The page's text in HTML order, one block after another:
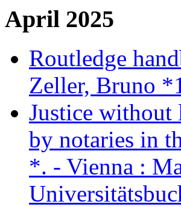
April 2025
Routledge
Zeller, Bruno
Justice without
by notaries in
*. - Vienna :